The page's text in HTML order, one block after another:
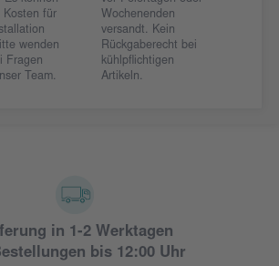
Kosten für
wenden
Fragen
Team.
Wochenenden
versandt. Kein
Rückgaberecht bei
kühlpflichtigen
Artikeln.
in 1-2 Werktagen
bis 12:00 Uhr